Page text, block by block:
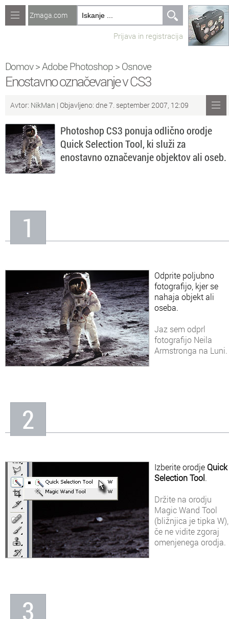
Računalništvo
Recepti
Naredi sam
Forum
Preverjanje znanja
Sv Sveže teme na forumu
Zmaga.com
Prijava in registracija
Domov>Adobe Photoshop > Osnove
Enostavno označevanje v CS3
Avtor: NikMan | Objavljeno: dne 7. september 2007, 12:09
Photoshop CS3 ponuja odlično orodje
Quick Selection Tool, ki služi za
enostavno označevanje objektov ali oseb.
1
Odprite poljubno
fotografijo, kjer se
nahaja objekt ali
oseba.
Jaz sem odprl
fotografijo Neila
Armstronga na Luni.
2
Izberite orodje Quick
Selection Tool.
Držite na orodju
Magic Wand Tool
(bližnjica je tipka W),
če ne vidite zgoraj
omenjenega orodja.
3